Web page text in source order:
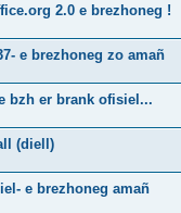
2.0 e brezhoneg !
e brezhoneg zo amañ
bzh er brank ofisiel...
(diell)
e brezhoneg amañ